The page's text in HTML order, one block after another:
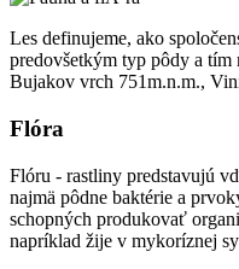
Les definujeme, ako
predovšetkým typ pôdy a tím
Bujakov vrch 751m.n.m.,
Flóra
Flóru - rastliny predstavujú
najmä pôdne baktérie a
schopných produkovať
napríklad žije v mykoríznej